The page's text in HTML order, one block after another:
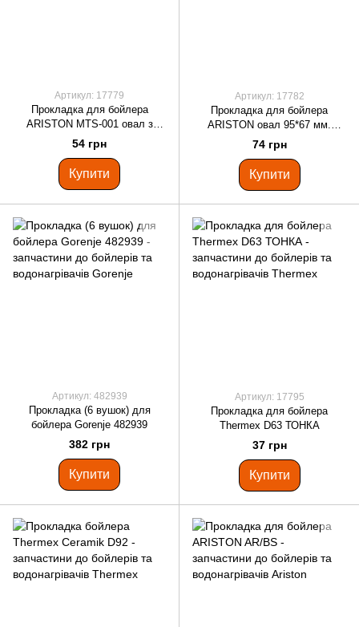
Артикул: 17779
Прокладка для бойлера
ARISTON MTS-001 овал з
отвором
54 грн
Купити
Артикул: 17782
Прокладка для бойлера
ARISTON овал 95*67 мм.
65100282
74 грн
Купити
Артикул: 482939
Прокладка (6 вушок) для
бойлера Gorenje 482939
382 грн
Купити
Артикул: 17795
Прокладка для бойлера
Thermex D63 ТОНКА
37 грн
Купити